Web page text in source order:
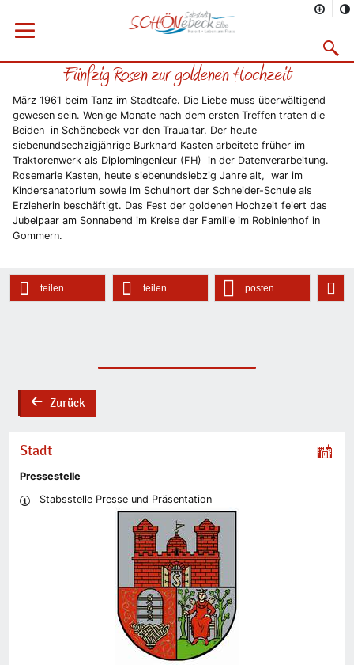
Menü öffnen
Vorheriges Bild
Startseite
Rathaus
Aktuelles 2011
Fünfzig Rosen zur goldenen Hochzeit
März 1961 beim Tanz im Stadtcafe. Die Liebe muss überwältigend
gewesen sein. Wenige Monate nach dem ersten Treffen traten die
Beiden in Schönebeck vor den Traualtar. Der heute
siebenundsechzigjährige Burkhard Kasten arbeitete früher im
Traktorenwerk als Diplomingenieur (FH) in der Datenverarbeitung.
Rosemarie Kasten, heute siebenundsiebzig Jahre alt, war im
Kindersanatorium sowie im Schulhort der Schneider-Schule als
Erzieherin beschäftigt. Das Fest der goldenen Hochzeit feiert das
Jubelpaar am Sonnabend im Kreise der Familie im Robinienhof in
Gommern.
teilen teilen posten
backZurück
Stadt
Pressestelle
Stabsstelle Presse und Präsentation